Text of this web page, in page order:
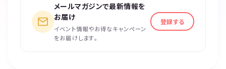
メールマガジンで最新情報を
お届け
イベント情報やお得なキャンペーン
をお届けします。
登録する